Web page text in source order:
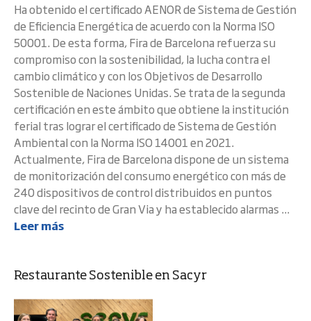
Ha obtenido el certificado AENOR de Sistema de Gestión
de Eficiencia Energética de acuerdo con la Norma ISO
50001. De esta forma, Fira de Barcelona refuerza su
compromiso con la sostenibilidad, la lucha contra el
cambio climático y con los Objetivos de Desarrollo
Sostenible de Naciones Unidas. Se trata de la segunda
certificación en este ámbito que obtiene la institución
ferial tras lograr el certificado de Sistema de Gestión
Ambiental con la Norma ISO 14001 en 2021.
Actualmente, Fira de Barcelona dispone de un sistema
de monitorización del consumo energético con más de
240 dispositivos de control distribuidos en puntos
clave del recinto de Gran Via y ha establecido alarmas ...
Leer más
Restaurante Sostenible en Sacyr